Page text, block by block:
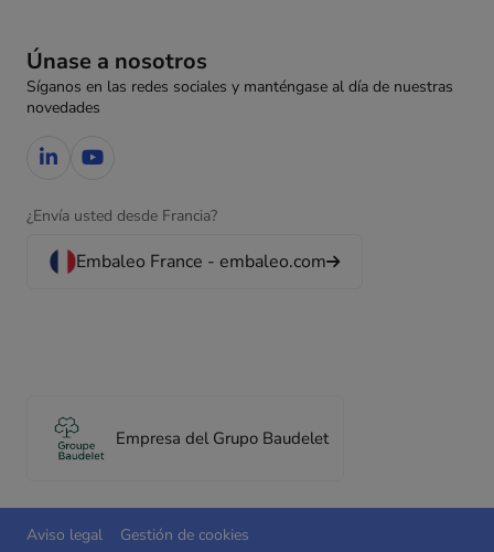
Únase a nosotros
Síganos en las redes sociales y manténgase al día de nuestras
novedades
¿Envía usted desde Francia?
Embaleo France - embaleo.com
Empresa del Grupo Baudelet
Aviso legal Gestión de cookies